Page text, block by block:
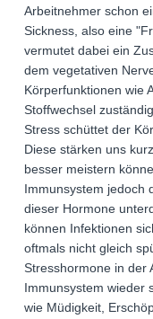
Arbeitnehmer schon
Sickness, also eine
vermutet dabei ein
dem vegetativen
Körperfunktionen wie
Stoffwechsel
Stress schüttet der
Diese stärken uns
besser meistern
Immunsystem jedoch
dieser Hormone
können Infektionen
oftmals nicht gleich
Stresshormone in der
Immunsystem wieder
wie Müdigkeit,